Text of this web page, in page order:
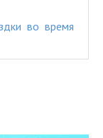
во время